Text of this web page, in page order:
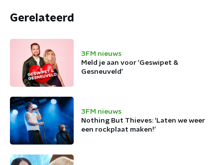
Gerelateerd
3FM nieuws
Meld je aan voor 'Geswipet &
Gesneuveld'
3FM nieuws
Nothing But Thieves: ‘Laten we weer
een rockplaat maken!’